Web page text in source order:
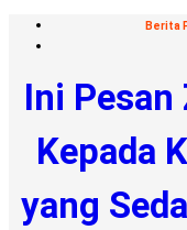
Berita
Ini Pesan
Kepada
yang